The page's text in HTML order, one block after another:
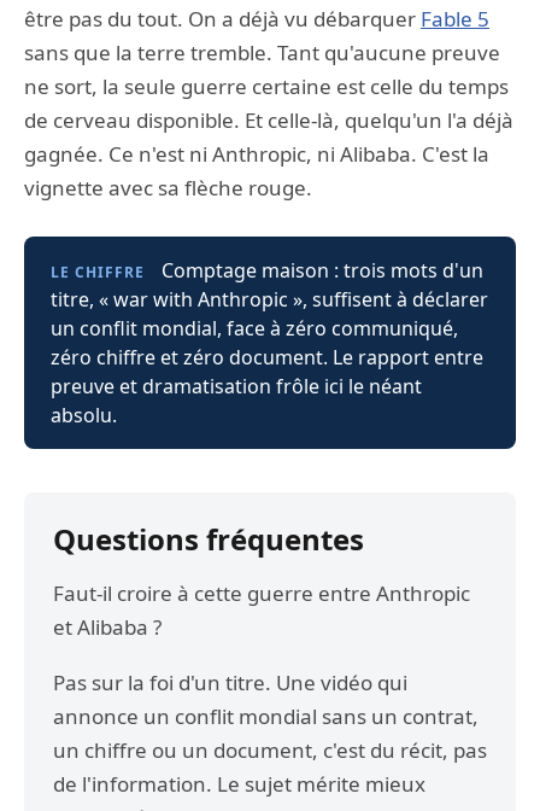
être pas du tout. On a déjà vu débarquer Fable 5
sans que la terre tremble. Tant qu'aucune preuve
ne sort, la seule guerre certaine est celle du temps
de cerveau disponible. Et celle-là, quelqu'un l'a déjà
gagnée. Ce n'est ni Anthropic, ni Alibaba. C'est la
vignette avec sa flèche rouge.
LE CHIFFRE
Comptage maison : trois mots d'un
titre, « war with Anthropic », suffisent à déclarer
un conflit mondial, face à zéro communiqué,
zéro chiffre et zéro document. Le rapport entre
preuve et dramatisation frôle ici le néant
absolu.
Questions fréquentes
Faut-il croire à cette guerre entre Anthropic
et Alibaba ?
Pas sur la foi d'un titre. Une vidéo qui
annonce un conflit mondial sans un contrat,
un chiffre ou un document, c'est du récit, pas
de l'information. Le sujet mérite mieux